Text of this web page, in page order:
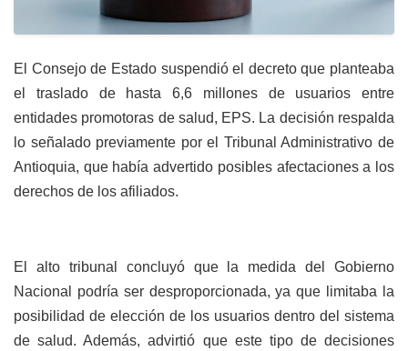
El Consejo de Estado suspendió el decreto que planteaba
el traslado de hasta 6,6 millones de usuarios entre
entidades promotoras de salud, EPS. La decisión respalda
lo señalado previamente por el Tribunal Administrativo de
Antioquia, que había advertido posibles afectaciones a los
derechos de los afiliados.
El alto tribunal concluyó que la medida del Gobierno
Nacional podría ser desproporcionada, ya que limitaba la
posibilidad de elección de los usuarios dentro del sistema
de salud. Además, advirtió que este tipo de decisiones